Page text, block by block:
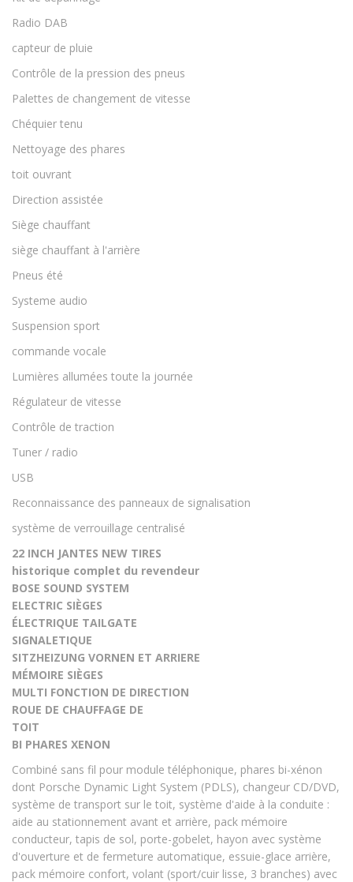
Radio DAB
capteur de pluie
Contrôle de la pression des pneus
Palettes de changement de vitesse
Chéquier tenu
Nettoyage des phares
toit ouvrant
Direction assistée
Siège chauffant
siège chauffant à l'arrière
Pneus été
Systeme audio
Suspension sport
commande vocale
Lumières allumées toute la journée
Régulateur de vitesse
Contrôle de traction
Tuner / radio
USB
Reconnaissance des panneaux de signalisation
système de verrouillage centralisé
22 INCH JANTES NEW TIRES
historique complet du revendeur
BOSE SOUND SYSTEM
ELECTRIC SIÈGES
ÉLECTRIQUE TAILGATE
SIGNALETIQUE
SITZHEIZUNG VORNEN ET ARRIERE
MÉMOIRE SIÈGES
MULTI FONCTION DE DIRECTION
ROUE DE CHAUFFAGE DE
TOIT
BI PHARES XENON
Combiné sans fil pour module téléphonique, phares bi-xénon
dont Porsche Dynamic Light System (PDLS), changeur CD/DVD,
système de transport sur le toit, système d'aide à la conduite :
aide au stationnement avant et arrière, pack mémoire
conducteur, tapis de sol, porte-gobelet, hayon avec système
d'ouverture et de fermeture automatique, essuie-glace arrière,
pack mémoire confort, volant (sport/cuir lisse, 3 branches) avec